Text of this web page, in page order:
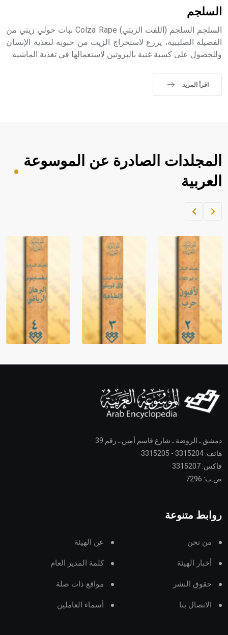
- هل تعلم أن أبجر Abgar اسم معروف جيداً يعود إلى عدد من
التاسع، وهم ينتسبون إلى أسرة أوسروين
حيث تقتصر القيمة الصوتية للعلامة الك
السلجم
السلجم السلجم (اللفت الزيتي) Colza Rape نبات حولي زيتي من
الفصيلة الصليبية، يزرع لاستخراج الزيت من حبوبه لتغذية الإنسان
وللحصول على كسبة غنية بالبروتين لاستعمالها في تغذية الماشية.
اقرأ المزيد
المجلدات الصادرة عن الموسوعة
العربية
دمشق ـ الروضة ـ شارع قاسم أمين ـ رقم 39
هاتف: 3315204 - 3315205
فاكس: 3315207
ص.ب: 7296
روابط متنوعة
من نحن عن الهيئة
أخبار الهيئة كلمة المدير العام
حقوق النشر مواقع ذات صلة
الاتصال بنا أسماء العاملين